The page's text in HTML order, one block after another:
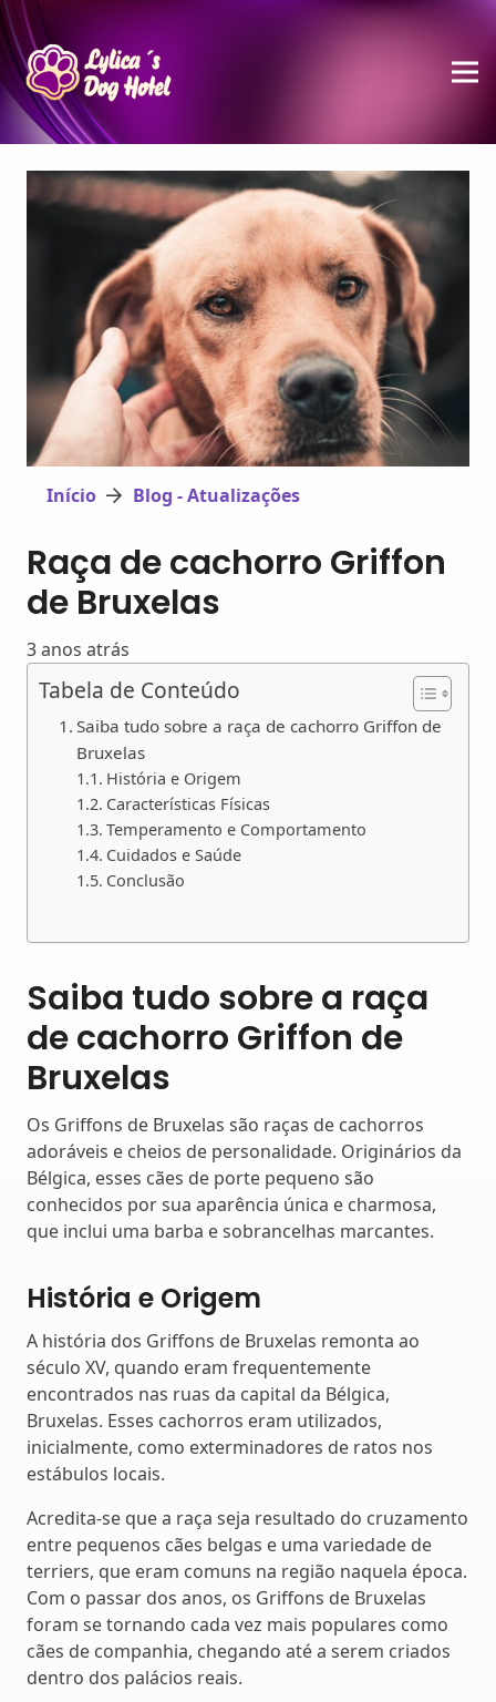
Início Blog - Atualizações
Raça de cachorro Griffon
de Bruxelas
3 anos atrás
Tabela de Conteúdo
Saiba tudo sobre a raça de cachorro Griffon de
Bruxelas
História e Origem
Características Físicas
Temperamento e Comportamento
Cuidados e Saúde
Conclusão
Saiba tudo sobre a raça
de cachorro Griffon de
Bruxelas
Os Griffons de Bruxelas são raças de cachorros
adoráveis e cheios de personalidade. Originários da
Bélgica, esses cães de porte pequeno são
conhecidos por sua aparência única e charmosa,
que inclui uma barba e sobrancelhas marcantes.
História e Origem
A história dos Griffons de Bruxelas remonta ao
século XV, quando eram frequentemente
encontrados nas ruas da capital da Bélgica,
Bruxelas. Esses cachorros eram utilizados,
inicialmente, como exterminadores de ratos nos
estábulos locais.
Acredita-se que a raça seja resultado do cruzamento
entre pequenos cães belgas e uma variedade de
terriers, que eram comuns na região naquela época.
Com o passar dos anos, os Griffons de Bruxelas
foram se tornando cada vez mais populares como
cães de companhia, chegando até a serem criados
dentro dos palácios reais.